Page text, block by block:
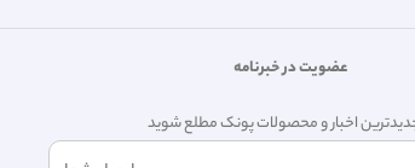
عضویت در خبرنامه
اخبار و محصولات پونک مطلع شوید